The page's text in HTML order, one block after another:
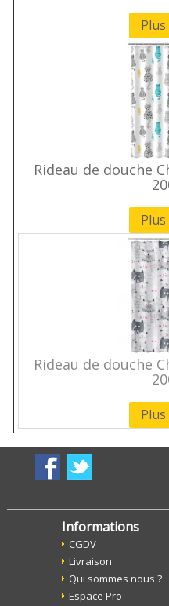
Rideau de douche
Rideau de douche
Informations
CGDV
Livraison
Qui sommes nous ?
Espace Pro